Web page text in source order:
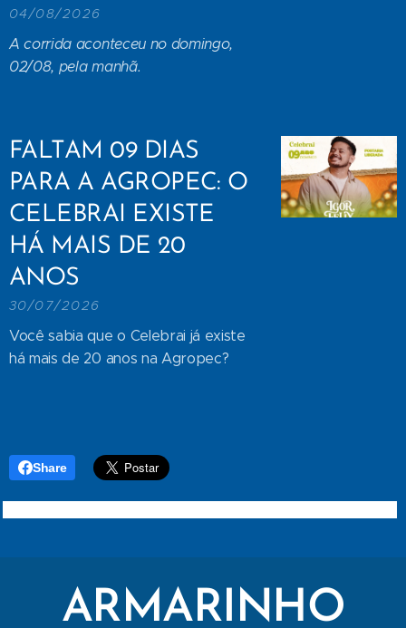
04/08/2026
A corrida aconteceu no domingo,
02/08, pela manhã.
FALTAM 09 DIAS
PARA A AGROPEC: O
CELEBRAI EXISTE
HÁ MAIS DE 20
ANOS
30/07/2026
Você sabia que o Celebrai já existe
há mais de 20 anos na Agropec?
Share
ARMARINHO